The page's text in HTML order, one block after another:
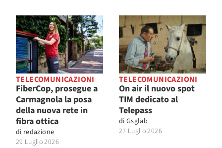
TELECOMUNICAZIONI
FiberCop, prosegue a
Carmagnola la posa
della nuova rete in
fibra ottica
di redazione
29 Luglio 2026
TELECOMUNICAZIONI
On air il nuovo spot
TIM dedicato al
Telepass
di Gsglab
27 Luglio 2026